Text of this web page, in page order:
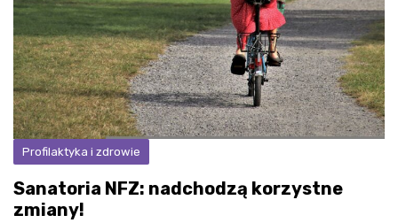
Profilaktyka i zdrowie
Sanatoria NFZ: nadchodzą korzystne
zmiany!